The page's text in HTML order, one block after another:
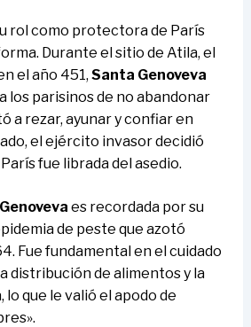
rol como protectora de París
Durante el sitio de Atila, el
el año 451, Santa Genoveva
los parisinos de no abandonar
a rezar, ayunar y confiar en
el ejército invasor decidió
fue librada del asedio.
es recordada por su
de peste que azotó
Fue fundamental en el cuidado
distribución de alimentos y la
lo que le valió el apodo de